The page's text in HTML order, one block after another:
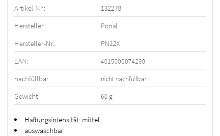
Artikel-Nr.:
132278
Hersteller:
Ponal
Hersteller-Nr.:
PN12X
EAN:
4015000074230
nachfüllbar nicht nachfüllbar
Gewicht 60 g
Haftungsintensität: mittel
auswaschbar